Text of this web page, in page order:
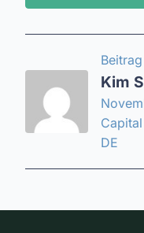
Kim
DE